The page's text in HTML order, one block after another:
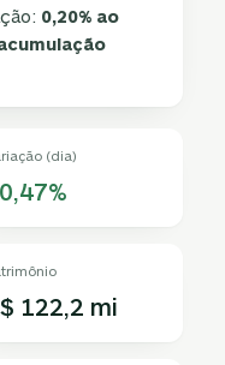
0,20% ao
(dia)
122,2 mi